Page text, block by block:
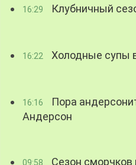
16:29 Клубничный
16:22 Холодные супы
16:16
Пора
Андерсон
09:58 Сезон сморчков